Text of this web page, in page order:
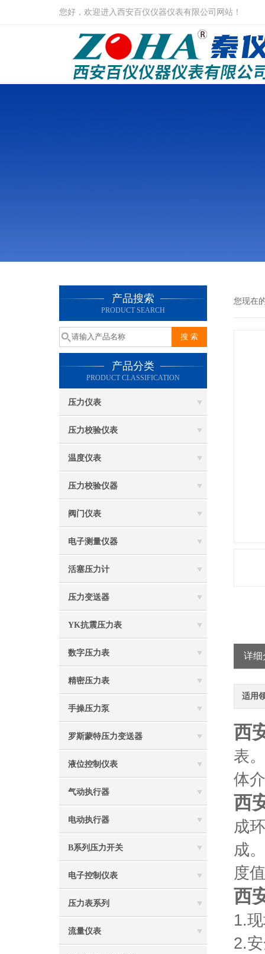
您好，欢迎进入西安百仪仪器仪表有限公司网站！
产品搜索
PRODUCT SEARCH
产品分类
PRODUCT CLASSIFICATION
压力仪表
压力校验仪表
温度仪表
压力校验仪器
阀门仪表
电子测量仪器
活塞压力计
压力变送器
YK抗震压力表
数字压力表
精密压力表
手操压力泵
罗斯蒙特压力变送器
液位控制仪表
气动执行器
电动执行器
B系列压力开关
电子控制仪表
压力表系列
流量仪表
您现在
详细
适用
西
表
体
西
成
成
度
西
1.
2.